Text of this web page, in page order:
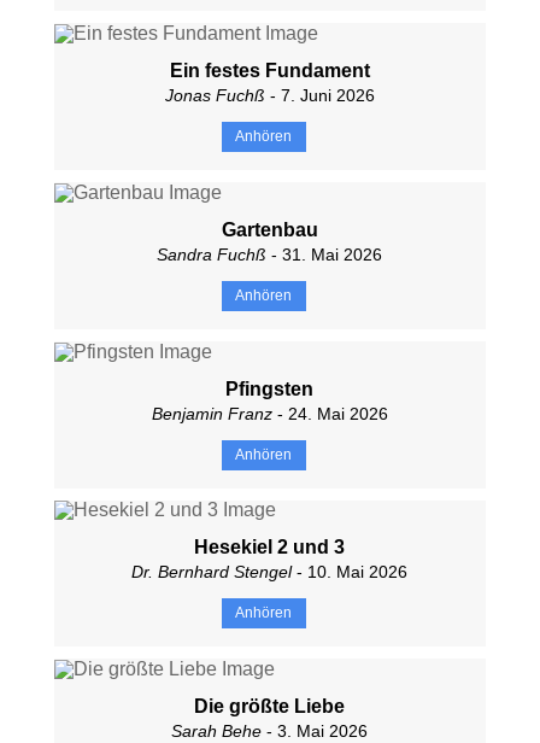
Ein festes Fundament
Jonas Fuchß - 7. Juni 2026
Anhören
Gartenbau
Sandra Fuchß - 31. Mai 2026
Anhören
Pfingsten
Benjamin Franz- 24. Mai 2026
Anhören
Hesekiel 2 und 3
Dr. Bernhard Stengel- 10. Mai 2026
Anhören
Die größte Liebe
Sarah Behe - 3. Mai 2026